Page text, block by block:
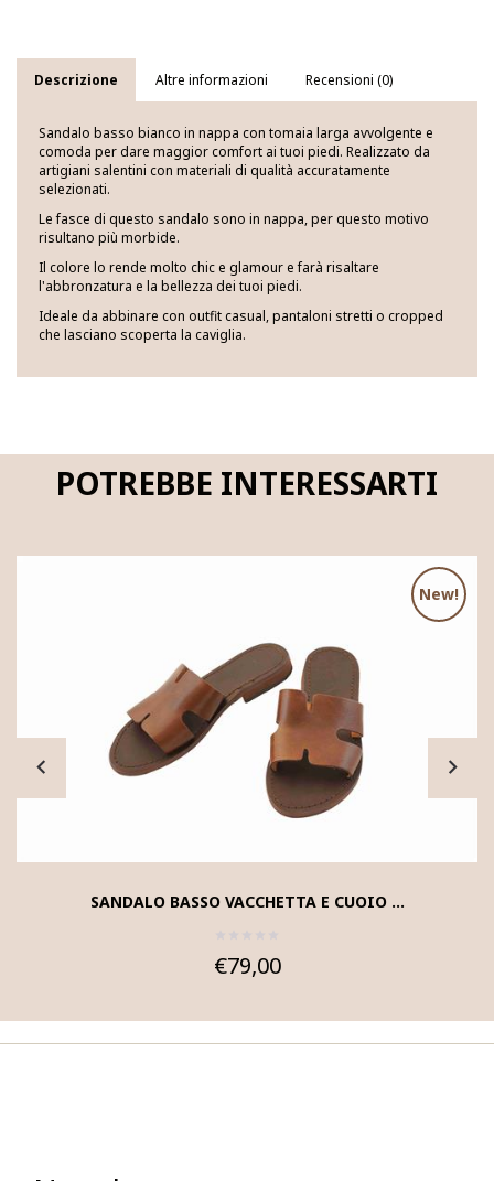
Descrizione Altre informazioni Recensioni (0)
Sandalo basso bianco in nappa con tomaia larga avvolgente e
comoda per dare maggior comfort ai tuoi piedi. Realizzato da
artigiani salentini con materiali di qualità accuratamente
selezionati.
Le fasce di questo sandalo sono in nappa, per questo motivo
risultano più morbide.
Il colore lo rende molto chic e glamour e farà risaltare
l'abbronzatura e la bellezza dei tuoi piedi.
Ideale da abbinare con outfit casual, pantaloni stretti o cropped
che lasciano scoperta la caviglia.
POTREBBE INTERESSARTI
New!
SANDALO BASSO VACCHETTA E CUOIO ...
€79,00